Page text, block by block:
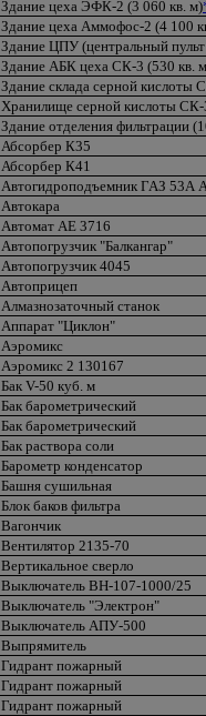
Здание цеха ЭФК-2 (3 060 кв. м)
Здание цеха Аммофос-2 (4 100
Здание ЦПУ (центральный
Здание АБК цеха СК-3 (530 кв.
Здание склада серной кислоты
Хранилище серной кислоты СК-
Здание отделения фильтрации
Абсорбер К35
Абсорбер К41
Автогидроподъемник ГАЗ 53А
Автокара
Автомат АЕ 3716
Автопогрузчик "Балкангар"
Автопогрузчик 4045
Автоприцеп
Алмазнозаточный станок
Аппарат "Циклон"
Аэромикс
Аэромикс 2 130167
Бак V-50 куб. м
Бак барометрический
Бак барометрический
Бак раствора соли
Барометр конденсатор
Башня сушильная
Блок баков фильтра
Вагончик
Вентилятор 2135-70
Вертикальное сверло
Выключатель ВН-107-1000/25
Выключатель "Электрон"
Выключатель АПУ-500
Выпрямитель
Гидрант пожарный
Гидрант пожарный
Гидрант пожарный